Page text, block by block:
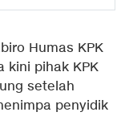
Humas KPK
kini pihak KPK
setelah
penyidik